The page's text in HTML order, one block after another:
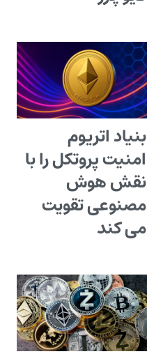
بنیاد اتریوم
امنیت پروتکل را با
نقش هوش
مصنوعی تقویت
می کند